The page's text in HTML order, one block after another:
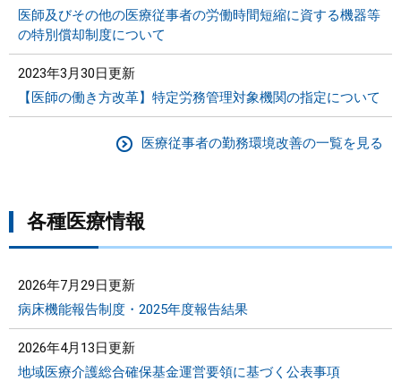
医師及びその他の医療従事者の労働時間短縮に資する機器等
の特別償却制度について
2023年3月30日更新
【医師の働き方改革】特定労務管理対象機関の指定について
医療従事者の勤務環境改善の一覧を見る
各種医療情報
2026年7月29日更新
病床機能報告制度・2025年度報告結果
2026年4月13日更新
地域医療介護総合確保基金運営要領に基づく公表事項